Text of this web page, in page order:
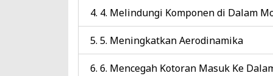
4. Melindungi Komponen di Dalam
5. Meningkatkan Aerodinamika
6. Mencegah Kotoran Masuk Ke